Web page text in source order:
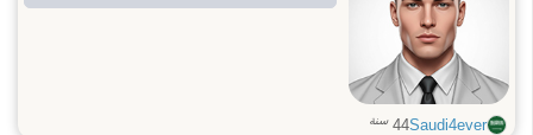
Saudi4ever
44 سنة